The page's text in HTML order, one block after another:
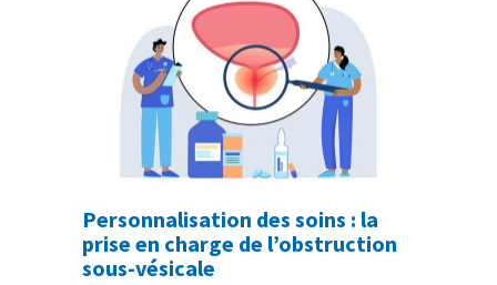
Personnalisation des soins : la
prise en charge de l’obstruction
sous-vésicale